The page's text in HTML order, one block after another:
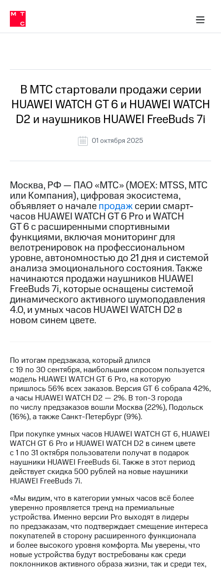
Медиа-центр
и акционерам
Устойчивое развитие
Комплаенс и деловая этика
компании
Карьера
История
компании
Руководство
информация
Контакты
Медиа-центр
Пресс-
релизы
МТС
о технологиях
Достижения
Интервью
Финансовая
отчетность
спикера
и акционерам
Корпоративное
управление
Корпоративный
Раскрытие
информации
Информация
акционерам
Документы
ПАО
Собрания
акционеров
Личный
кабинет
акционера
Акционерный
капитал
в МТС
Пресс-
релизы
МТС
о технологиях
В МТС стартовали продажи серии
HUAWEI WATCH GT 6 и HUAWEI WATCH
D2 и наушников HUAWEI FreeBuds 7i
01 октября 2025
Москва, РФ — ПАО «МТС» (MOEX: MTSS, МТС
или Компания), цифровая экосистема,
объявляет о началепродажсерии смарт-
часов HUAWEI WATCH GT 6 Pro и WATCH
GT 6 с расширенными спортивными
функциями, включая мониторинг для
велотренировок на профессиональном
уровне, автономностью до 21 дня и системой
анализа эмоционального состояния. Также
начинаются продажи наушников HUAWEI
FreeBuds 7i, которые оснащены системой
динамического активного шумоподавления
4.0, и умных часов HUAWEI WATCH D2 в
новом синем цвете.
По итогам предзаказа, который длился
с 19 по 30 сентября, наибольшим спросом пользуется
модель HUAWEI WATCH GT 6 Pro, на которую
пришлось 56% всех заказов. Версия GT 6 собрала 42%,
а часы HUAWEI WATCH D2 — 2%. В топ-3 города
по числу предзаказов вошли Москва (22%), Подольск
(16%), а также Санкт-Петербург (9%).
При покупке умных часов HUAWEI WATCH GT 6, HUAWEI
WATCH GT 6 Pro и HUAWEI WATCH D2 в синем цвете
с 1 по 31 октября пользователи получат в подарок
наушники HUAWEI FreeBuds 6i. Также в этот период
действует скидка 500 рублей на новые наушники
HUAWEI FreeBuds 7i.
«Мы видим, что в категории умных часов всё более
уверенно проявляется тренд на премиальные
устройства. Именно версии Pro выходят в лидеры
по предзаказам, что подтверждает смещение интереса
покупателей в сторону расширенного функционала
и более высокого уровня комфорта. Мы уверены, что
новые устройства будут востребованы как среди
поклонников активного образа жизни, так и среди тех,